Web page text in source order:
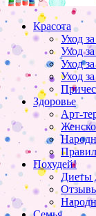
Красота
Уход
Уход
Уход
Уход
Здоровье
Арт-
Похудей!
Диеты